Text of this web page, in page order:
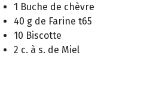
1 Buche de chèvre
40 g de Farine t65
10 Biscotte
2 c. à s. de Miel